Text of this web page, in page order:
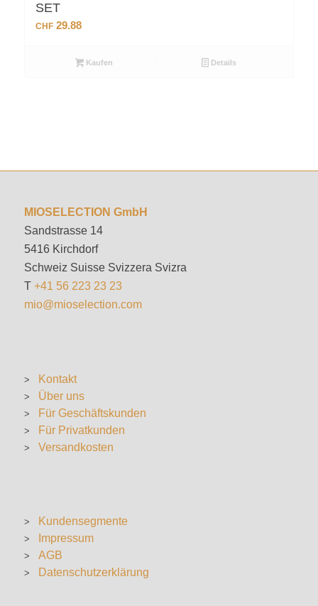
SET
CHF29.88
Kaufen Details
MIOSELECTION GmbH
Sandstrasse 14
5416 Kirchdorf
Schweiz Suisse Svizzera Svizra
T +41 56 223 23 23
mio@mioselection.com
Kontakt
Über uns
Für Geschäftskunden
Für Privatkunden
Versandkosten
Kundensegmente
Impressum
AGB
Datenschutzerklärung